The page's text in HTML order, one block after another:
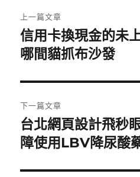
章
導
覽
上一篇文章
上
一
文
章:
信用卡換現金的未
哪間貓抓布沙發
下一篇文章
下
一
文
台北網頁設計飛秒
障使用LBV降尿酸